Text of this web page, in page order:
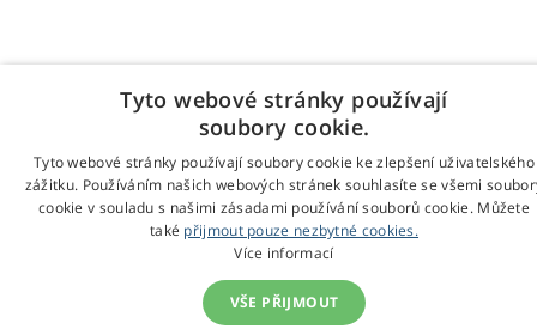
Tyto webové stránky používají
soubory cookie.
Tyto webové stránky používají soubory cookie ke zlepšení uživatelského
zážitku. Používáním našich webových stránek souhlasíte se všemi
cookie v souladu s našimi zásadami používání souborů cookie. Můžete
také přijmout pouze nezbytné cookies.
Více informací
VŠE PŘIJMOUT